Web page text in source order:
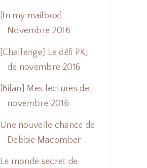
[In my mailbox]
Novembre 2016
[Challenge] Le défi PKJ
de novembre 2016
[Bilan] Mes lectures de
novembre 2016
Une nouvelle chance de
Debbie Macomber
Le monde secret de